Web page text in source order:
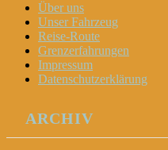
Über uns
Unser Fahrzeug
Reise-Route
Grenzerfahrungen
Impressum
Datenschutzerklärung
ARCHIV